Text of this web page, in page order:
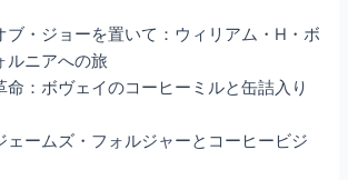
ブ・ジョーを置いて：ウィリアム・H・ボ
ルニアへの旅
命：ボヴェイのコーヒーミルと缶詰入り
ェームズ・フォルジャーとコーヒービジ